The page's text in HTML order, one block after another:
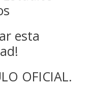
esta
OFICIAL.